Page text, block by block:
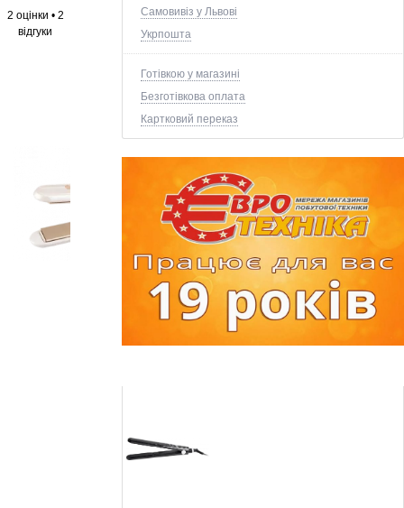
Самовивіз у Львові
Укрпошта
Готівкою у магазині
Безготівкова оплата
Картковий переказ
2 оцінки • 2
відгуки